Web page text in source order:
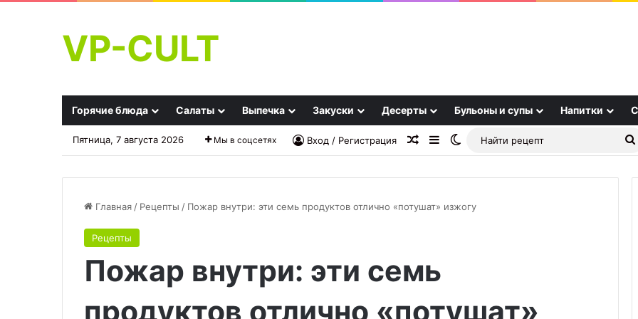
VP-CULT
Горячие блюда Салаты Выпечка Закуски Десерты Бульоны и супы Напитки
Пятница, 7 августа 2026 Мы в соцсетях Вход / Регистрация Случайная статья
SidebarSwitch skin
Главная / Рецепты / Пожар внутри: эти семь продуктов отлично «потушат» изжогу
Рецепты
Пожар внутри: эти семь
продуктов отлично «потушат»
тянет
собой24.09.2025
с